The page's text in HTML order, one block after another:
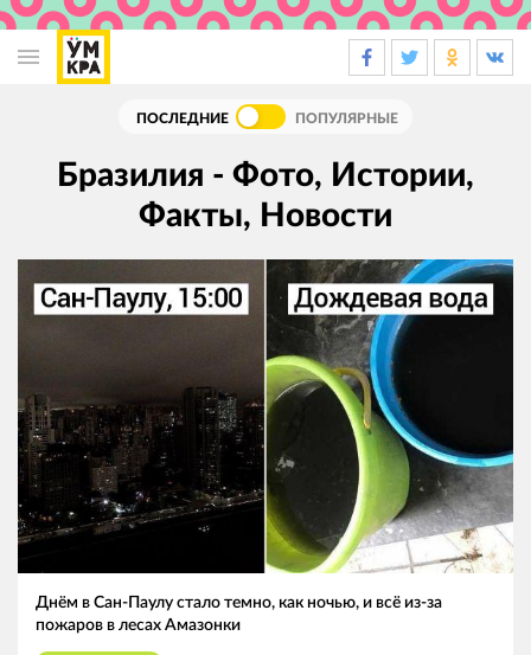
навигация
ПОСЛЕДНИЕ ПОПУЛЯРНЫЕ
Бразилия - Фото, Истории,
Факты, Новости
Днём в Сан-Паулу стало темно, как ночью, и всё из-за
пожаров в лесах Амазонки